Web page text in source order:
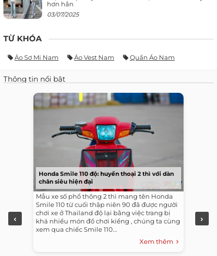
hơn hẳn
03/07/2025
TỪ KHÓA
Áo Sơ Mi Nam Áo Vest Nam Quần Áo Nam
Thông tin nổi bật
Honda Smile 110 độ: huyền thoại 2 thì với dàn
chân siêu hiện đại
Mẫu xe số phổ thông 2 thì mang tên Honda
Smile 110 từ cuối thập niên 90 đã được người
chơi xe ở Thailand độ lại bằng việc trang bị
khá nhiều món đồ chơi kiểng , chúng ta cùng
xem qua chiếc Smile 110...
Xem thêm